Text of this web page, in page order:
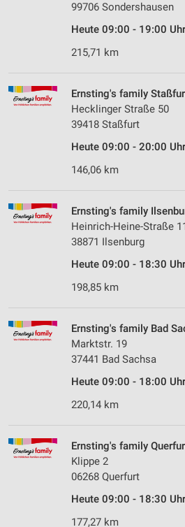
99706 Sondershausen
Heute 09:00 - 19:00
215,71 km
Ernsting's family
Hecklinger Straße 50
39418 Staßfurt
Heute 09:00 - 20:00
146,06 km
Ernsting's family
Heinrich-Heine-Straße
38871 Ilsenburg
Heute 09:00 - 18:30
198,85 km
Ernsting's family Bad
Marktstr. 19
37441 Bad Sachsa
Heute 09:00 - 18:00
220,14 km
Ernsting's family
Klippe 2
06268 Querfurt
Heute 09:00 - 18:30
177,27 km